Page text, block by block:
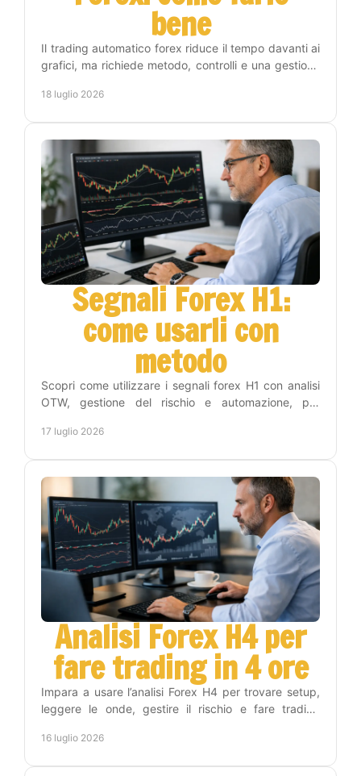
bene
Il trading automatico forex riduce il tempo davanti ai
grafici, ma richiede metodo, controlli e una gestione
18 luglio 2026
Segnali Forex H1:
come usarli con
metodo
Scopri come utilizzare i segnali forex H1 con analisi
OTW, gestione del rischio e automazione, per
online.
17 luglio 2026
Analisi Forex H4 per
fare trading in 4 ore
Impara a usare l’analisi Forex H4 per trovare setup,
leggere le onde, gestire il rischio e fare trading
16 luglio 2026